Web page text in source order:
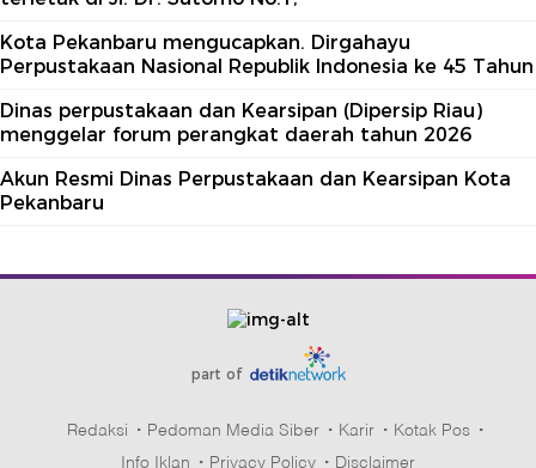
Kota Pekanbaru mengucapkan. Dirgahayu
Perpustakaan Nasional Republik Indonesia ke 45 Tahun
Dinas perpustakaan dan Kearsipan (Dipersip Riau)
menggelar forum perangkat daerah tahun 2026
Akun Resmi Dinas Perpustakaan dan Kearsipan Kota
Pekanbaru
part of
Redaksi Pedoman Media Siber Karir
Kotak Pos
Info Iklan
Privacy Policy Disclaimer